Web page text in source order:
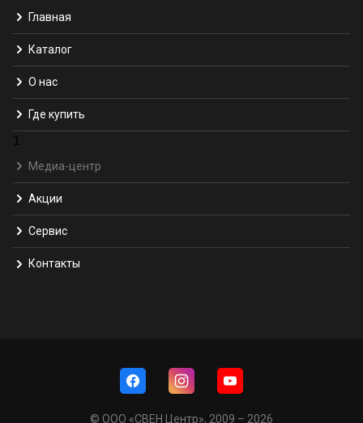
Главная
Каталог
О нас
Где купить
1
Медиа-центр
Акции
Сервис
Контакты
© ООО «СВЕН Центр», 2009 – 2026